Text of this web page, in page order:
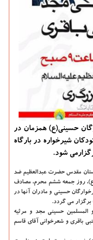
حسینی(ع) همزمان در
شیرخواره در بارگاه
شود.
آستان مقدس حضرت عبدالعظیم ضد
روز جمعه ششم محرم، مصادف
با حضور شیرخوارگان حسینی و مادران آنها در
می گردد.
المسلمین حسینی مجد و مرثیه
باقری و شعرخوانی آقای قاسم